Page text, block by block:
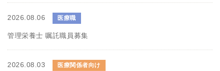
2026.08.06 医療職
管理栄養士 嘱託職員募集
2026.08.03 医療関係者向け